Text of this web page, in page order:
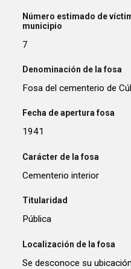
Número estimado de
municipio
7
Denominación de la fosa
Fosa del cementerio de
Fecha de apertura fosa
1941
Carácter de la fosa
Cementerio interior
Titularidad
Pública
Localización de la fosa
Se desconoce su